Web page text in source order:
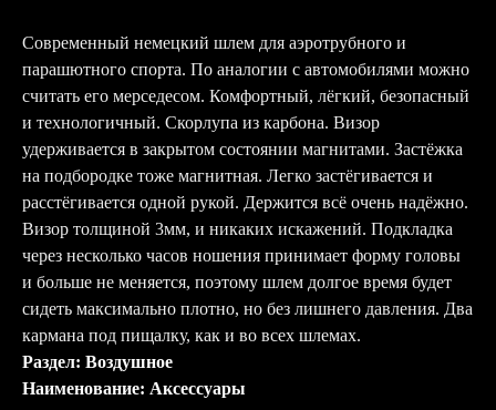
Современный немецкий шлем для аэротрубного и
парашютного спорта. По аналогии с автомобилями можно
считать его мерседесом. Комфортный, лёгкий, безопасный
и технологичный. Скорлупа из карбона. Визор
удерживается в закрытом состоянии магнитами. Застёжка
на подбородке тоже магнитная. Легко застёгивается и
расстёгивается одной рукой. Держится всё очень надёжно.
Визор толщиной 3мм, и никаких искажений. Подкладка
через несколько часов ношения принимает форму головы
и больше не меняется, поэтому шлем долгое время будет
сидеть максимально плотно, но без лишнего давления. Два
кармана под пищалку, как и во всех шлемах.
Раздел: Воздушное
Наименование: Аксессуары